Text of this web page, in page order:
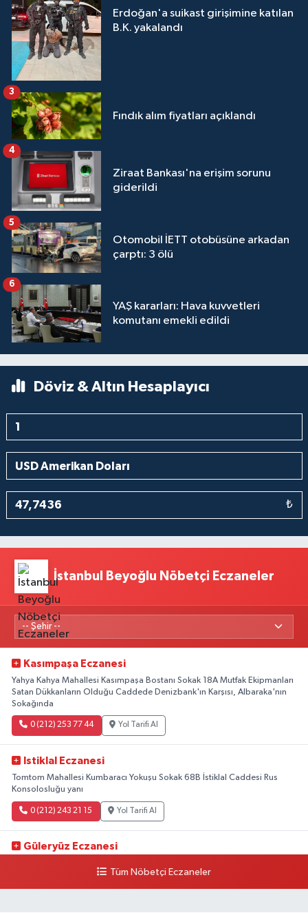
Erdoğan'a suikast girişimine katılan
B.K. yakalandı
Fındık alım fiyatları açıklandı
3
Ziraat Bankası'na erişim sorunu
giderildi
4
Otomobil İETT otobüsüne arkadan
çarptı: 3 ölü
5
YAŞ kararları: Hava kuvvetleri
komutanı emekli edildi
6
Döviz & Altın Hesaplayıcı
₺
İstanbul Beyoğlu Nöbetçi Eczaneler
Kasımpaşa Eczanesi
Yahya Kahya Mahallesi Kasımpaşa Bostanı Sokak 18A Mutfak Ekipmanları
Satan Dükkanların Olduğu Caddede Denizbank'ın Karşısı, Albaraka'nın
Sokağında
0 (212) 253 77 44 Yol Tarifi Al
Istiklal Eczanesi
Tomtom Mahallesi Kumbaracı Yokuşu Sokak 68B İstiklal Caddesi Rus
Konsolosluğu yanı
0 (212) 243 21 15 Yol Tarifi Al
Güleryüz Eczanesi
kalaycıbahçe Meydana DoğruTüm Nöbetçi Eczaneler